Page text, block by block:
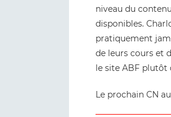
niveau du
disponibles.
pratiquement
de leurs cours et
le site ABF plutôt
Le prochain CN